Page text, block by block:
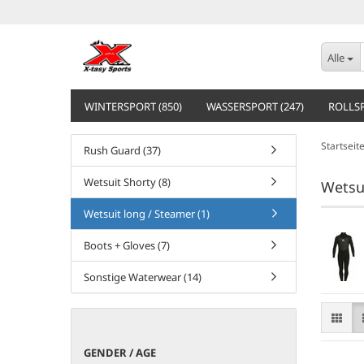
Alle
WINTERSPORT (850) WASSERSPORT (247)
Startseite
Rush Guard (37)
Wetsuit Shorty (8)
Wetsuit long / Steamer (1)
Boots + Gloves (7)
Sonstige Waterwear (14)
GENDER
GENDER / AGE